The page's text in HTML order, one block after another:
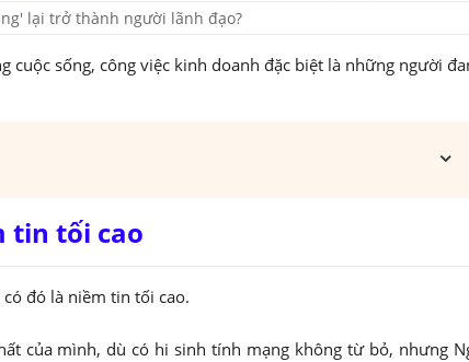
lại trở thành người lãnh đạo?
sống, công việc kinh doanh đặc biệt là những người
tin tối cao
đó là niềm tin tối cao.
của mình, dù có hi sinh tính mạng không từ bỏ, nhưng